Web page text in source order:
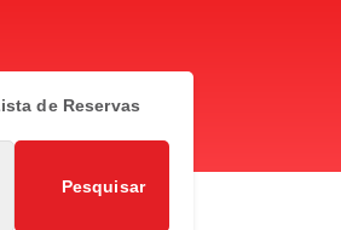
de Reservas
Pesquisar